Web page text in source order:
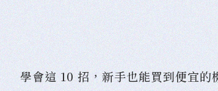
學會這 10 招，新手也能買到便宜的